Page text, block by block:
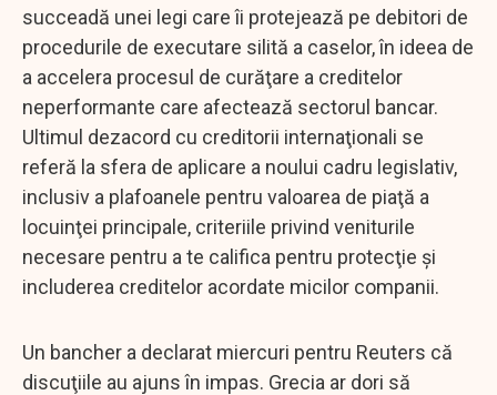
succeadă unei legi care îi protejează pe debitori de
procedurile de executare silită a caselor, în ideea de
a accelera procesul de curăţare a creditelor
neperformante care afectează sectorul bancar.
Ultimul dezacord cu creditorii internaţionali se
referă la sfera de aplicare a noului cadru legislativ,
inclusiv a plafoanele pentru valoarea de piaţă a
locuinţei principale, criteriile privind veniturile
necesare pentru a te califica pentru protecţie şi
includerea creditelor acordate micilor companii.
Un bancher a declarat miercuri pentru Reuters că
discuţiile au ajuns în impas. Grecia ar dori să